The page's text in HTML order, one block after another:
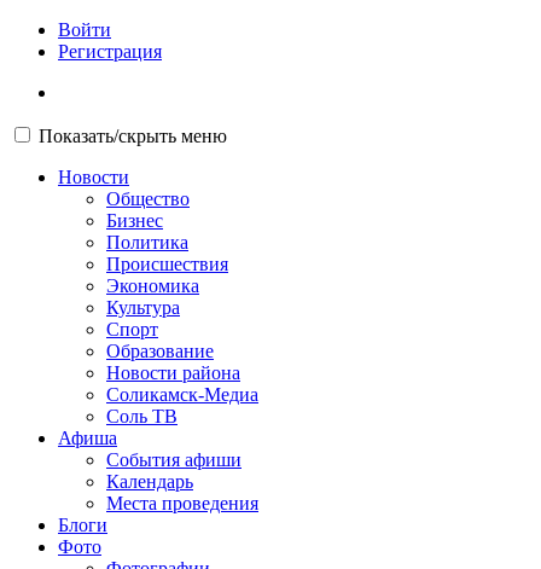
Войти
Регистрация
Показать/скрыть меню
Новости
Общество
Бизнес
Политика
Происшествия
Экономика
Культура
Спорт
Образование
Новости района
Соликамск-Медиа
Соль ТВ
Афиша
События афиши
Календарь
Места проведения
Блоги
Фото